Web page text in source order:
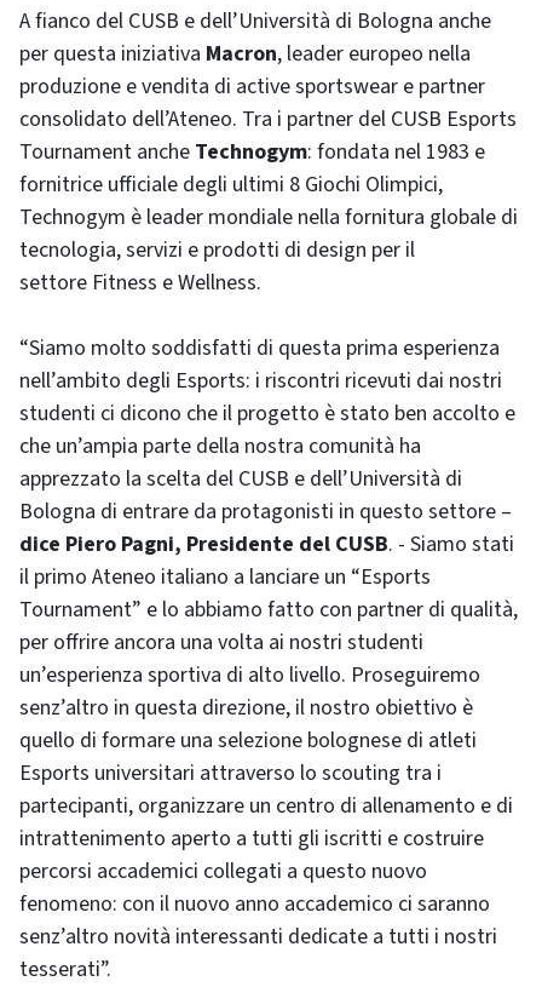
A fianco del CUSB e dell’Università di Bologna anche
per questa iniziativa Macron, leader europeo nella
produzione e vendita di active sportswear e partner
consolidato dell’Ateneo. Tra i partner del CUSB Esports
Tournament anche Technogym: fondata nel 1983 e
fornitrice ufficiale degli ultimi 8 Giochi Olimpici,
Technogym è leader mondiale nella fornitura globale di
tecnologia, servizi e prodotti di design per il
settore Fitness e Wellness.
“Siamo molto soddisfatti di questa prima esperienza
nell’ambito degli Esports: i riscontri ricevuti dai nostri
studenti ci dicono che il progetto è stato ben accolto e
che un’ampia parte della nostra comunità ha
apprezzato la scelta del CUSB e dell’Università di
Bologna di entrare da protagonisti in questo settore –
dice Piero Pagni, Presidente del CUSB. - Siamo stati
il primo Ateneo italiano a lanciare un “Esports
Tournament” e lo abbiamo fatto con partner di qualità,
per offrire ancora una volta ai nostri studenti
un’esperienza sportiva di alto livello. Proseguiremo
senz’altro in questa direzione, il nostro obiettivo è
quello di formare una selezione bolognese di atleti
Esports universitari attraverso lo scouting tra i
partecipanti, organizzare un centro di allenamento e di
intrattenimento aperto a tutti gli iscritti e costruire
percorsi accademici collegati a questo nuovo
fenomeno: con il nuovo anno accademico ci saranno
senz’altro novità interessanti dedicate a tutti i nostri
tesserati”.